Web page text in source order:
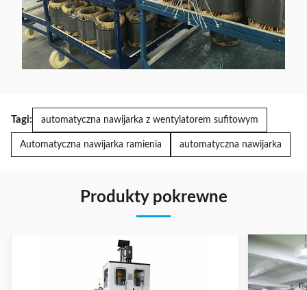
Tagi: automatyczna nawijarka z wentylatorem sufitowym
Automatyczna nawijarka ramienia automatyczna nawijarka
Produkty pokrewne